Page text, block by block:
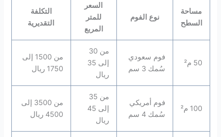
مساحة
السطح
نوع الفوم
السعر
للمتر
المربع
التكلفة
التقديرية
50 م²
فوم سعودي
سُمك 3 سم
من 30
إلى 35
ريال
من 1500 إلى
1750 ريال
100 م²
فوم أمريكي
سُمك 4 سم
من 35
إلى 45
ريال
من 3500 إلى
4500 ريال